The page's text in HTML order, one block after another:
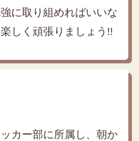
に取り組めればいいな
しく頑張りましょう!!
カー部に所属し、朝か